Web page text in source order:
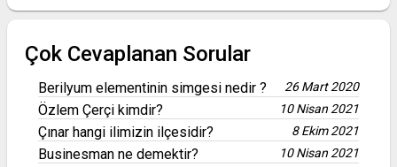
Çok Cevaplanan Sorular
Berilyum elementinin simgesi nedir ? 26 Mart 2020
Özlem Çerçi kimdir? 10 Nisan 2021
Çınar hangi ilimizin ilçesidir? 8 Ekim 2021
Businesman ne demektir? 10 Nisan 2021